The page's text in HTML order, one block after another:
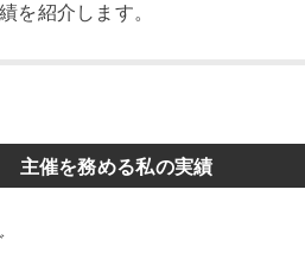
を紹介します。
主催を務める私の実績